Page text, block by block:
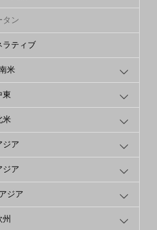
タン
ラティブ
米
東
米
ジア
ジア
ジア
州